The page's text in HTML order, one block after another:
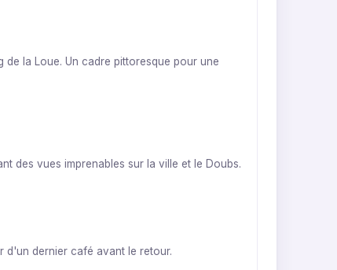
la Loue. Un cadre pittoresque pour une
des vues imprenables sur la ville et le Doubs.
d'un dernier café avant le retour.